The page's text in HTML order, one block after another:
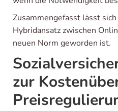
Zusammengefasst lässt
Hybridansatz zwischen
neuen Norm geworden ist.
zur